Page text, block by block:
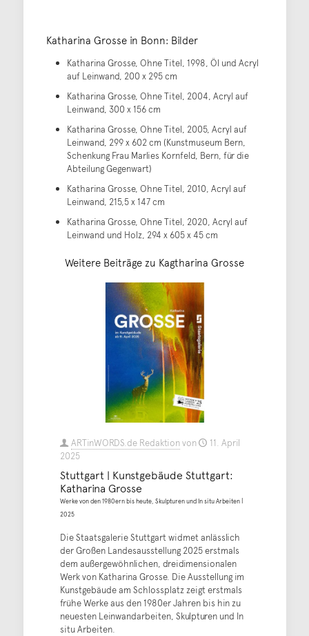
Katharina Grosse in Bonn: Bilder
Katharina Grosse, Ohne Titel, 1998, Öl und Acryl
auf Leinwand, 200 x 295 cm
Katharina Grosse, Ohne Titel, 2004, Acryl auf
Leinwand, 300 x 156 cm
Katharina Grosse, Ohne Titel, 2005, Acryl auf
Leinwand, 299 x 602 cm (Kunstmuseum Bern,
Schenkung Frau Marlies Kornfeld, Bern, für die
Abteilung Gegenwart)
Katharina Grosse, Ohne Titel, 2010, Acryl auf
Leinwand, 215,5 x 147 cm
Katharina Grosse, Ohne Titel, 2020, Acryl auf
Leinwand und Holz, 294 x 605 x 45 cm
Weitere Beiträge zu Kagtharina Grosse
ARTinWORDS.de Redaktionvon
11. April
2025
Stuttgart | Kunstgebäude Stuttgart:
Katharina Grosse
Werke von den 1980ern bis heute, Skulpturen und In situ Arbeiten |
2025
Die Staatsgalerie Stuttgart widmet anlässlich
der Großen Landesausstellung 2025 erstmals
dem außergewöhnlichen, dreidimensionalen
Werk von Katharina Grosse. Die Ausstellung im
Kunstgebäude am Schlossplatz zeigt erstmals
frühe Werke aus den 1980er Jahren bis hin zu
neuesten Leinwandarbeiten, Skulpturen und In
situ Arbeiten.